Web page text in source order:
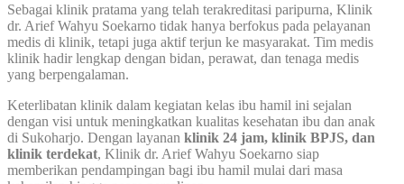
Sebagai klinik pratama yang telah terakreditasi paripurna, Klinik
dr. Arief Wahyu Soekarno tidak hanya berfokus pada pelayanan
medis di klinik, tetapi juga aktif terjun ke masyarakat. Tim medis
klinik hadir lengkap dengan bidan, perawat, dan tenaga medis
yang berpengalaman.
Keterlibatan klinik dalam kegiatan kelas ibu hamil ini sejalan
dengan visi untuk meningkatkan kualitas kesehatan ibu dan anak
di Sukoharjo. Dengan layanan klinik 24 jam, klinik BPJS, dan
klinik terdekat, Klinik dr. Arief Wahyu Soekarno siap
memberikan pendampingan bagi ibu hamil mulai dari masa